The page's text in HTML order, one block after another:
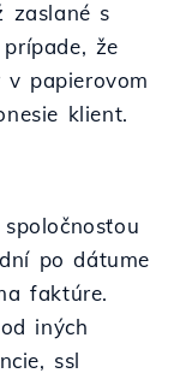
zaslané s
že
papierovom
klient.
po dátume
faktúre.
iných
ssl